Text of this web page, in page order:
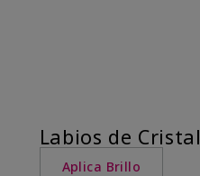
Labios de Cristal
Aplica Brillo